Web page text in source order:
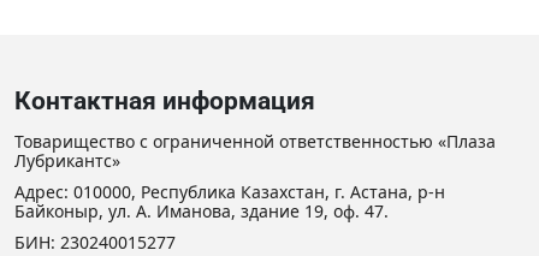
Контактная информация
Товарищество с ограниченной ответственностью «Плаза
Лубрикантс»
Адрес: 010000, Республика Казахстан, г. Астана, р-н
Байконыр, ул. А. Иманова, здание 19, оф. 47.
БИН: 230240015277